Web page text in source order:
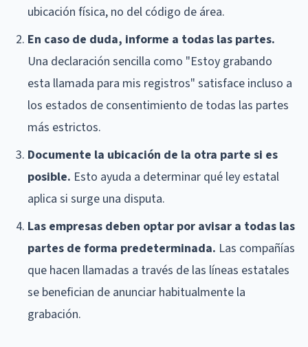
ubicación física, no del código de área.
En caso de duda, informe a todas las partes.
Una declaración sencilla como "Estoy grabando
esta llamada para mis registros" satisface incluso a
los estados de consentimiento de todas las partes
más estrictos.
Documente la ubicación de la otra parte si es
posible. Esto ayuda a determinar qué ley estatal
aplica si surge una disputa.
Las empresas deben optar por avisar a todas las
partes de forma predeterminada. Las compañías
que hacen llamadas a través de las líneas estatales
se benefician de anunciar habitualmente la
grabación.